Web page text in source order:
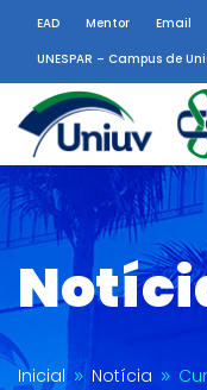
EAD Mentor Email
UNESPAR – Campus de
Inicial 9 Notícia 9